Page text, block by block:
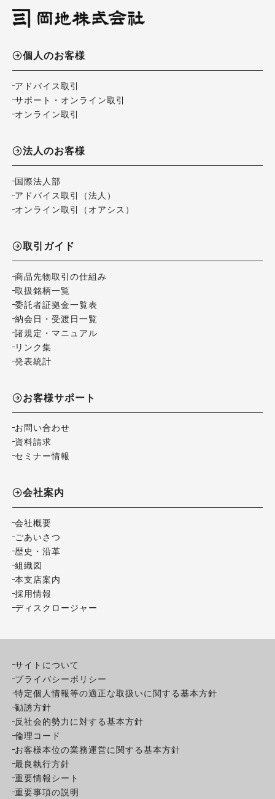
個人のお客様
アドバイス取引
サポート・オンライン取引
オンライン取引
法人のお客様
国際法人部
アドバイス取引（法人）
オンライン取引（オアシス）
取引ガイド
商品先物取引の仕組み
取扱銘柄一覧
委託者証拠金一覧表
納会日・受渡日一覧
諸規定・マニュアル
リンク集
発表統計
お客様サポート
お問い合わせ
資料請求
セミナー情報
会社案内
会社概要
ごあいさつ
歴史・沿革
組織図
本支店案内
採用情報
ディスクロージャー
サイトについて
プライバシーポリシー
特定個人情報等の適正な取扱いに関する基本方針
勧誘方針
反社会的勢力に対する基本方針
倫理コード
お客様本位の業務運営に関する基本方針
最良執行方針
重要情報シート
重要事項の説明